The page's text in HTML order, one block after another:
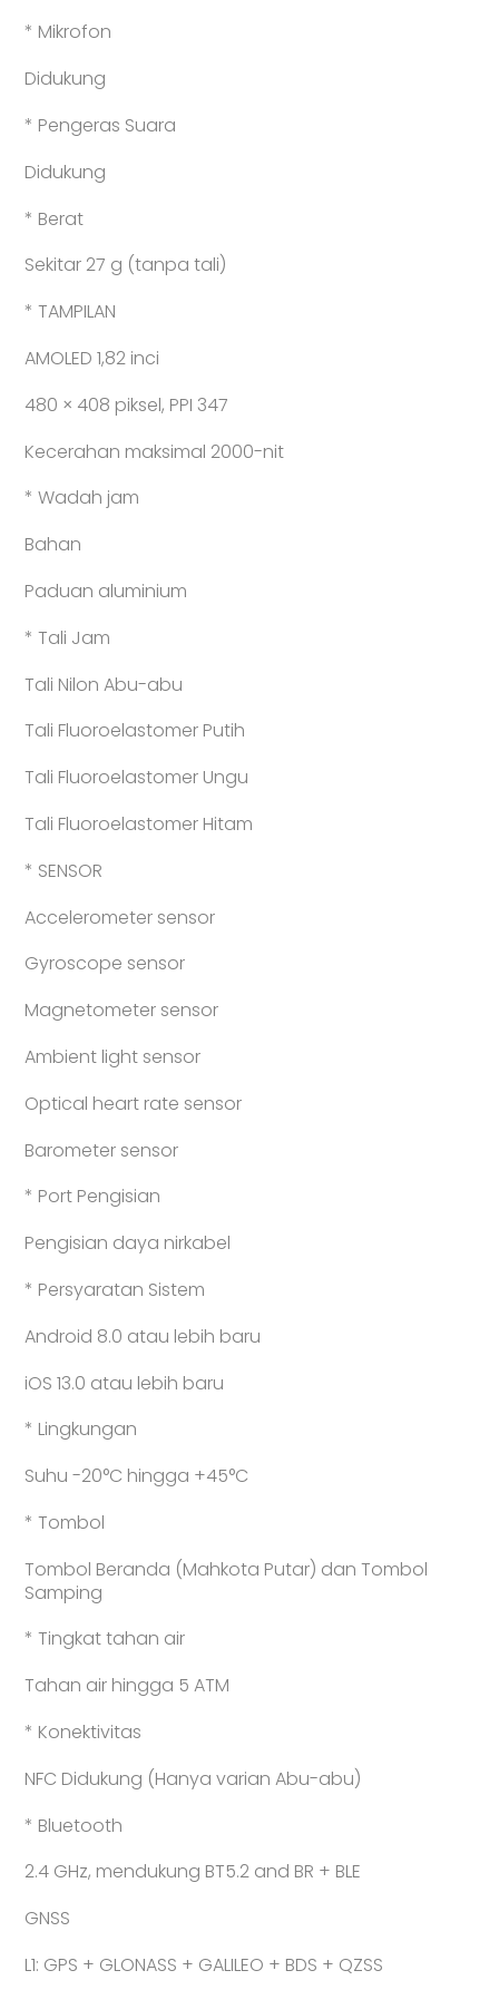
* Mikrofon
Didukung
* Pengeras Suara
Didukung
* Berat
Sekitar 27 g (tanpa tali)
* TAMPILAN
AMOLED 1,82 inci
480 × 408 piksel, PPI 347
Kecerahan maksimal 2000-nit
* Wadah jam
Bahan
Paduan aluminium
* Tali Jam
Tali Nilon Abu-abu
Tali Fluoroelastomer Putih
Tali Fluoroelastomer Ungu
Tali Fluoroelastomer Hitam
* SENSOR
Accelerometer sensor
Gyroscope sensor
Magnetometer sensor
Ambient light sensor
Optical heart rate sensor
Barometer sensor
* Port Pengisian
Pengisian daya nirkabel
* Persyaratan Sistem
Android 8.0 atau lebih baru
iOS 13.0 atau lebih baru
* Lingkungan
Suhu -20°C hingga +45°C
* Tombol
Tombol Beranda (Mahkota Putar) dan Tombol
Samping
* Tingkat tahan air
Tahan air hingga 5 ATM
* Konektivitas
NFC Didukung (Hanya varian Abu-abu)
* Bluetooth
2.4 GHz, mendukung BT5.2 and BR + BLE
GNSS
L1: GPS + GLONASS + GALILEO + BDS + QZSS